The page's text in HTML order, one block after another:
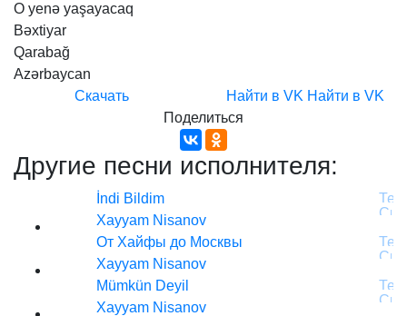
O yenə yaşayacaq
Bəxtiyar
Qarabağ
Azərbaycan
Скачать
Найти в VK Найти в VK
Поделиться
Другие песни исполнителя:
İndi Bildim
Xayyam Nisanov
От Хайфы до Москвы
Xayyam Nisanov
Mümkün Deyil
Xayyam Nisanov